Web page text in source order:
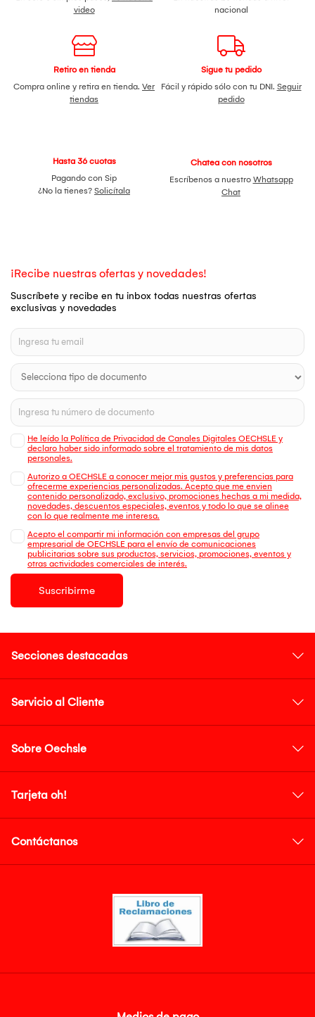
video
nacional
Retiro en tienda
Compra online y retira en tienda. Ver
tiendas
Sigue tu pedido
Fácil y rápido sólo con tu DNI. Seguir
pedido
Hasta 36 cuotas
Pagando con Sip
¿No la tienes? Solicítala
Chatea con nosotros
Escríbenos a nuestro Whatsapp
Chat
¡Recibe nuestras ofertas y novedades!
Suscríbete y recibe en tu inbox todas nuestras ofertas
exclusivas y novedades
He leído la Política de Privacidad de Canales Digitales OECHSLE y
declaro haber sido informado sobre el tratamiento de mis datos
personales.
Autorizo a OECHSLE a conocer mejor mis gustos y preferencias para
ofrecerme experiencias personalizadas. Acepto que me envien
contenido personalizado, exclusivo, promociones hechas a mi medida,
novedades, descuentos especiales, eventos y todo lo que se alinee
con lo que realmente me interesa.
Acepto el compartir mi información con empresas del grupo
empresarial de OECHSLE para el envío de comunicaciones
publicitarias sobre sus productos, servicios, promociones, eventos y
otras actividades comerciales de interés.
Suscribirme
Secciones destacadas
Servicio al Cliente
Sobre Oechsle
Tarjeta oh!
Contáctanos